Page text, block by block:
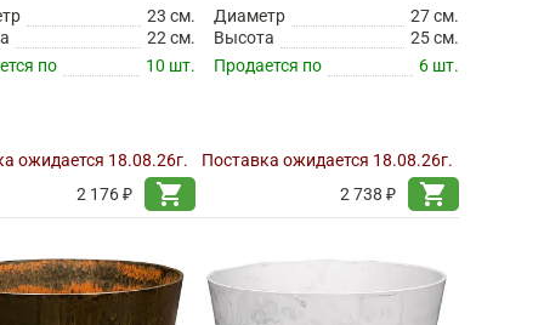
23 см.
22 см.
по
10 шт.
ожидается 18.08.26г.
2 176 ₽
shopping_cart
Диаметр
27 см.
Высота
25 см.
Продается по
6 шт.
Поставка ожидается 18.08.26г.
2 738 ₽
shopping_cart